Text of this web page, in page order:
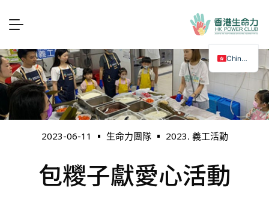
2023-06-11 生命力團隊 2023, 義工活動
包糭子獻愛心活動
Chinese